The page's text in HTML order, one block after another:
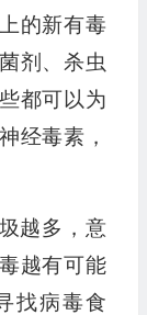
的新有毒
剂、杀虫
都可以为
经毒素，
越多，意
越有可能
找病毒食